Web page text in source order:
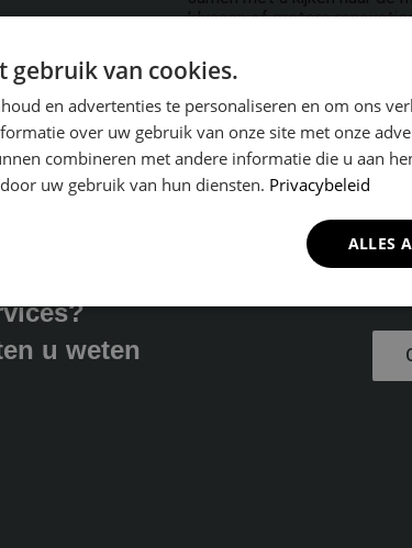
klussen of grotere
u weten
gebruik van cookies.
en advertenties te personaliseren en om ons
over uw gebruik van onze site met onze
combineren met andere informatie die u aan
uw gebruik van hun diensten. Privacybeleid
ALLES